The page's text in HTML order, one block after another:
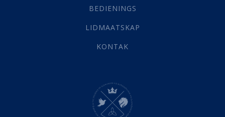
Selfondersoek(1)
Werk(22)
(142)
Hemel (31)
Israel (14)
BEDIENINGS
LIDMAATSKAP
KONTAK